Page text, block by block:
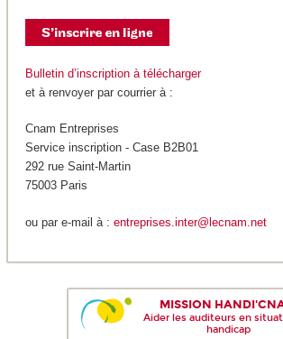
Bulletin d’inscription à télécharger
et à renvoyer par courrier à :
Cnam Entreprises
Service inscription - Case B2B01
292 rue Saint-Martin
75003 Paris
ou par e-mail à : entreprises.inter@lecnam.net
MISSION
Aider les auditeurs en
handicap